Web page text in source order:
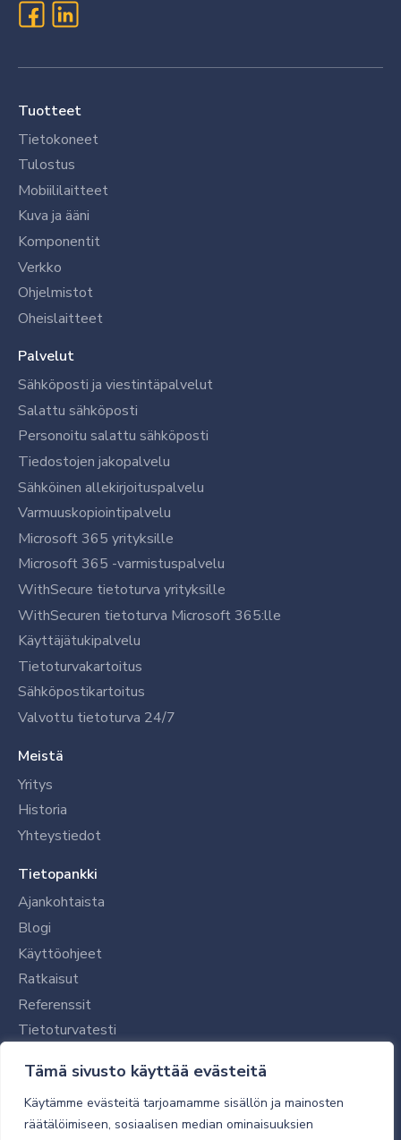
Tämä sivusto käyttää evästeitä
Käytämme evästeitä tarjoamamme sisällön ja mainosten
räätälöimiseen, sosiaalisen median ominaisuuksien
Tuotteet
Tietokoneet
Tulostus
Mobiililaitteet
Kuva ja ääni
Komponentit
Verkko
Ohjelmistot
Oheislaitteet
Palvelut
Sähköposti ja viestintäpalvelut
Salattu sähköposti
Personoitu salattu sähköposti
Tiedostojen jakopalvelu
Sähköinen allekirjoituspalvelu
Varmuuskopiointipalvelu
Microsoft 365 yrityksille
Microsoft 365 -varmistuspalvelu
WithSecure tietoturva yrityksille
WithSecuren tietoturva Microsoft 365:lle
Käyttäjätukipalvelu
Tietoturvakartoitus
Sähköpostikartoitus
Valvottu tietoturva 24/7
Meistä
Yritys
Historia
Yhteystiedot
Tietopankki
Ajankohtaista
Blogi
Käyttöohjeet
Ratkaisut
Referenssit
Tietoturvatesti
Tilaajalle
Toimitustavat ja -kulut
Verkkokaupan yleiset ehdot